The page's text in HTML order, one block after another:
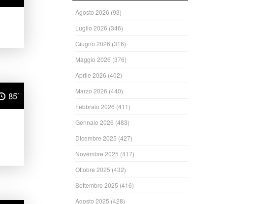
85'
Agosto 2026 (93)
Luglio 2026 (346)
Giugno 2026 (316)
Maggio 2026 (376)
Aprile 2026 (402)
Marzo 2026 (440)
Febbraio 2026 (411)
Gennaio 2026 (483)
Dicembre 2025 (427)
Novembre 2025 (417)
Ottobre 2025 (432)
Settembre 2025 (416)
Agosto 2025 (428)